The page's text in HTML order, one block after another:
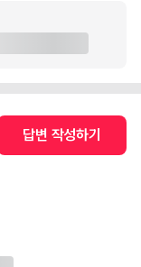
답변 작성하기